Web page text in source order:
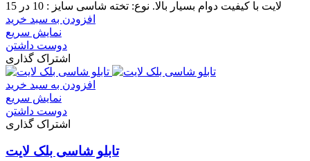
لایت با کیفیت دوام بسیار بالا. نوع: تخته شاسی سایز : 10 در 15
افزودن به سبد خرید
نمایش سریع
دوست داشتن
اشتراک گذاری
افزودن به سبد خرید
نمایش سریع
دوست داشتن
اشتراک گذاری
تابلو شاسی بلک لایت